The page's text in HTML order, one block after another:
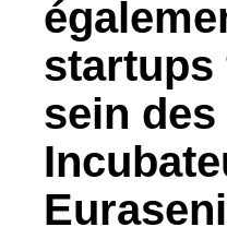
startups
sein